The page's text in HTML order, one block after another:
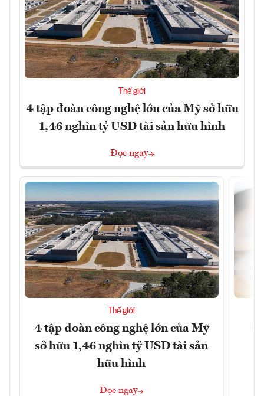
Thế giới
4 tập đoàn công nghệ lớn của Mỹ sở hữu
1,46 nghìn tỷ USD tài sản hữu hình
Đọc ngay
Thế giới
4 tập đoàn công nghệ lớn của Mỹ
sở hữu 1,46 nghìn tỷ USD tài sản
hữu hình
Đọc ngay